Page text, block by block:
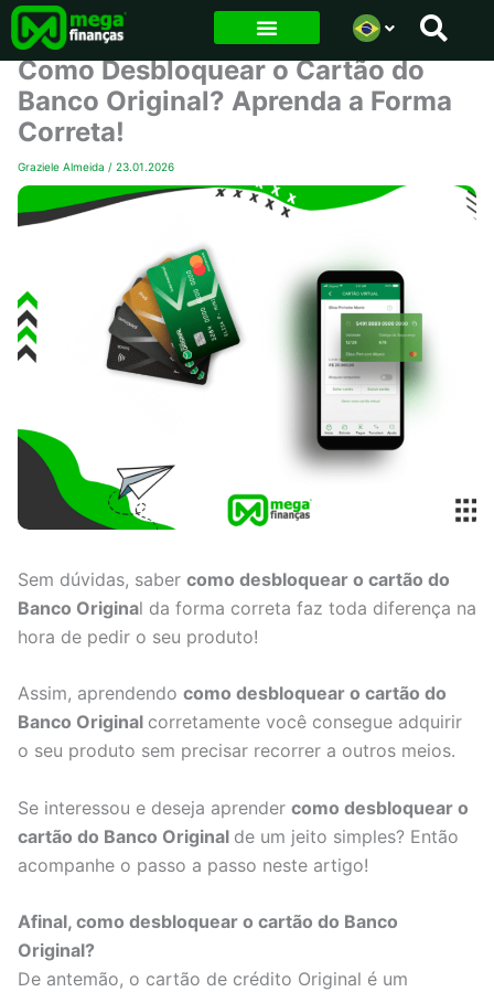
para
conteúdo
Como Desbloquear o Cartão do
Banco Original? Aprenda a Forma
Correta!
Graziele Almeida / 23.01.2026
Sem dúvidas, saber como desbloquear o cartão do
Banco Original da forma correta faz toda diferença na
hora de pedir o seu produto!
Assim, aprendendo como desbloquear o cartão do
Banco Original corretamente você consegue adquirir
o seu produto sem precisar recorrer a outros meios.
Se interessou e deseja aprender como desbloquear o
cartão do Banco Original de um jeito simples? Então
acompanhe o passo a passo neste artigo!
Afinal, como desbloquear o cartão do Banco
Original?
De antemão, o cartão de crédito Original é um